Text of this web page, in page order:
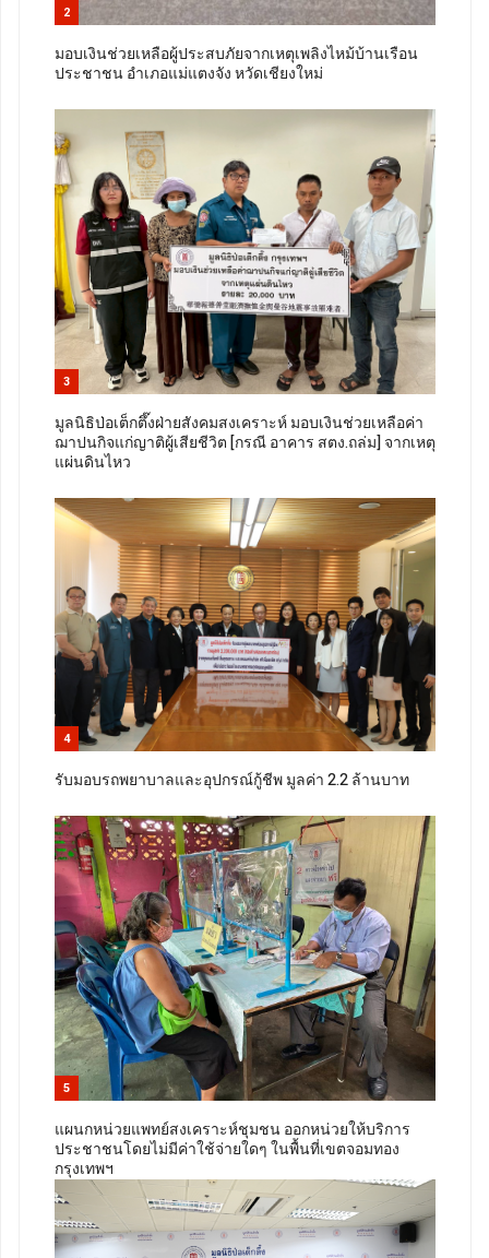
2
มอบเงินช่วยเหลือผู้ประสบภัยจากเหตุเพลิงไหม้บ้านเรือน
ประชาชน อำเภอแม่แตงจัง หวัดเชียงใหม่
3
มูลนิธิป่อเต็กตึ๊งฝ่ายสังคมสงเคราะห์ มอบเงินช่วยเหลือค่า
ฌาปนกิจแก่ญาติผู้เสียชีวิต [กรณี อาคาร สตง.ถล่ม] จากเหตุ
แผ่นดินไหว
4
รับมอบรถพยาบาลและอุปกรณ์กู้ชีพ มูลค่า 2.2 ล้านบาท
5
แผนกหน่วยแพทย์สงเคราะห์ชุมชน ออกหน่วยให้บริการ
ประชาชนโดยไม่มีค่าใช้จ่ายใดๆ ในพื้นที่เขตจอมทอง
กรุงเทพฯ